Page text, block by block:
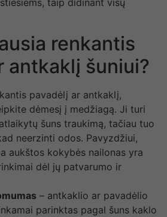
taip didinant visų
renkantis
antkaklį šuniui?
pavadėlį ar antkaklį,
dėmesį į medžiagą. Ji turi
šuns traukimą, tačiau tuo
neerzinti odos. Pavyzdžiui,
aukštos kokybės nailonas yra
dėl jų patvarumo ir
– antkaklio ar pavadėlio
parinktas pagal šuns kaklo